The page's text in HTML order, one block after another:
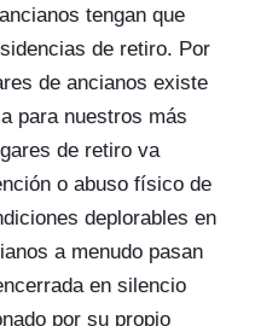
tengan que
de retiro. Por
de ancianos existe
para nuestros más
de retiro va
o abuso físico de
deplorables en
a menudo pasan
en silencio
por su propio